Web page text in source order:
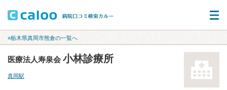
«栃木県真岡市熊倉の一覧へ
医療法人寿泉会 小林診療所
真岡駅